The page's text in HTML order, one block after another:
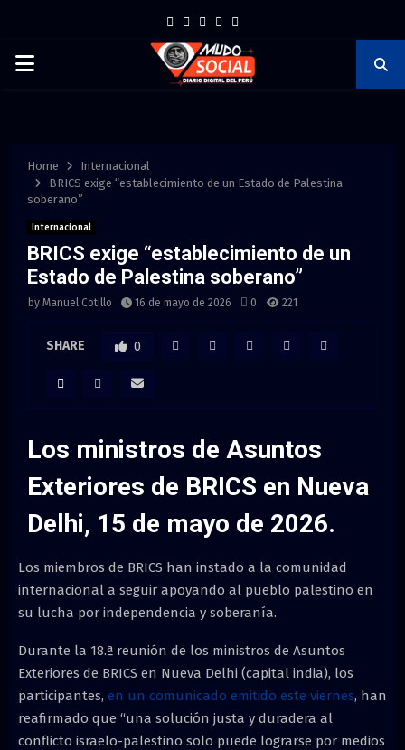
a
c
o
w
i
r
n
s
r
i
n
e
o
u
e
P
M
N
Home
Internacional
BRICS exige “establecimiento de un Estado de Palestina
soberano”
Internacional
BRICS exige “establecimiento de un
Estado de Palestina soberano”
by Manuel Cotillo 16 de mayo de 2026 0 221
SHARE 0
Los ministros de Asuntos
Exteriores de BRICS en Nueva
Delhi, 15 de mayo de 2026.
Los miembros de BRICS han instado a la comunidad
internacional a seguir apoyando al pueblo palestino en
su lucha por independencia y soberanía.
Durante la 18.ª reunión de los ministros de Asuntos
Exteriores de BRICS en Nueva Delhi (capital india), los
participantes, en un comunicado emitido este viernes, han
reafirmado que “una solución justa y duradera al
conflicto israelo-palestino solo puede lograrse por medios